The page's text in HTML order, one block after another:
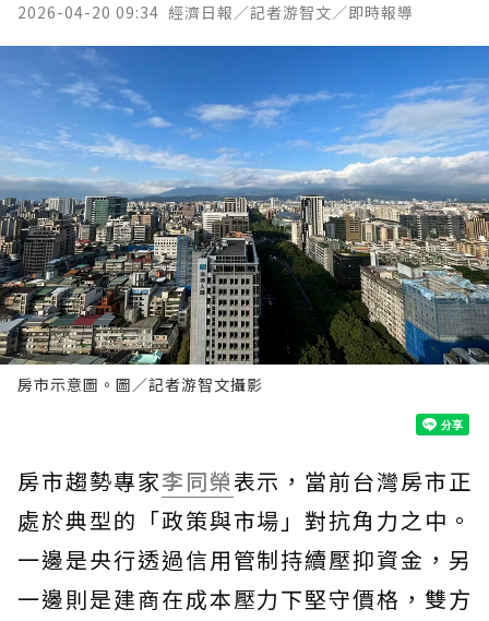
2026-04-20 09:34 經濟日報／記者游智文／即時報導
房市示意圖。圖／記者游智文攝影
房市趨勢專家李同榮表示，當前台灣房市正
處於典型的「政策與市場」對抗角力之中。
一邊是央行透過信用管制持續壓抑資金，另
一邊則是建商在成本壓力下堅守價格，雙方